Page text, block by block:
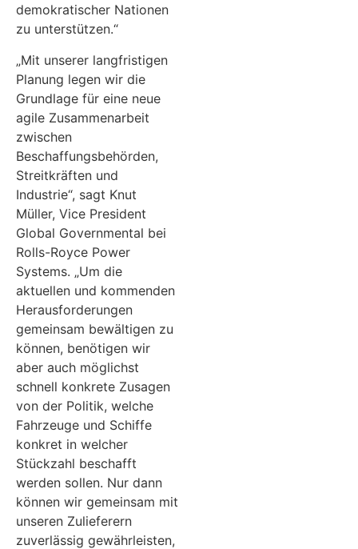
demokratischer Nationen
zu unterstützen.“
„Mit unserer langfristigen
Planung legen wir die
Grundlage für eine neue
agile Zusammenarbeit
zwischen
Beschaffungsbehörden,
Streitkräften und
Industrie“, sagt Knut
Müller, Vice President
Global Governmental bei
Rolls-Royce Power
Systems. „Um die
aktuellen und kommenden
Herausforderungen
gemeinsam bewältigen zu
können, benötigen wir
aber auch möglichst
schnell konkrete Zusagen
von der Politik, welche
Fahrzeuge und Schiffe
konkret in welcher
Stückzahl beschafft
werden sollen. Nur dann
können wir gemeinsam mit
unseren Zulieferern
zuverlässig gewährleisten,